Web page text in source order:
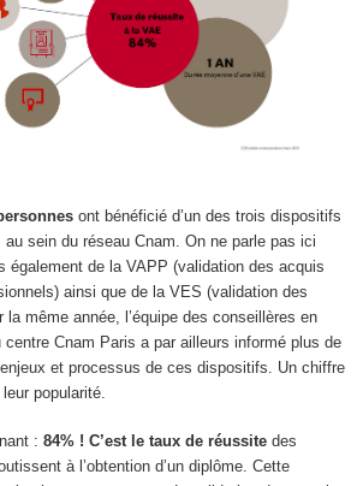
ont bénéficié d’un des trois dispositifs
sein du réseau Cnam. On ne parle pas ici
également de la VAPP (validation des acquis
ainsi que de la VES (validation des
même année, l’équipe des conseillères en
Cnam Paris a par ailleurs informé plus de
et processus de ces dispositifs. Un chiffre
popularité.
: 84% ! C’est le taux de réussite des
à l’obtention d’un diplôme. Cette